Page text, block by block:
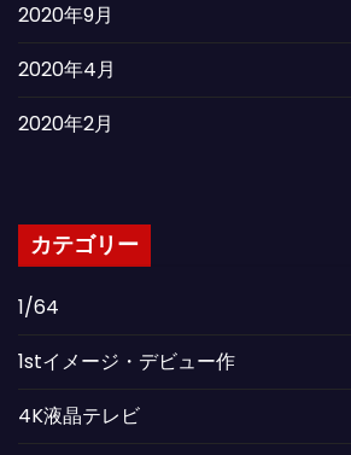
2020年9月
2020年4月
2020年2月
カテゴリー
1/64
1stイメージ・デビュー作
4K液晶テレビ